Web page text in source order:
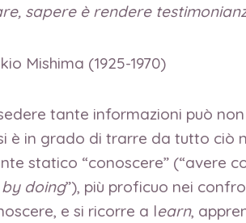
sapere è rendere
Mishima (1925-1970)
tante informazioni può
in grado di trarre da tutto ciò
statico “conoscere” (“avere
doing”), più proficuo nei
e si ricorre a learn,